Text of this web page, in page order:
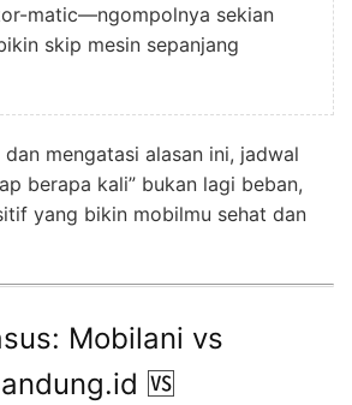
matic—ngompolnya sekian
skip mesin sepanjang
mengatasi alasan ini, jadwal
berapa kali” bukan lagi beban,
yang bikin mobilmu sehat dan
Mobilani vs
🆚